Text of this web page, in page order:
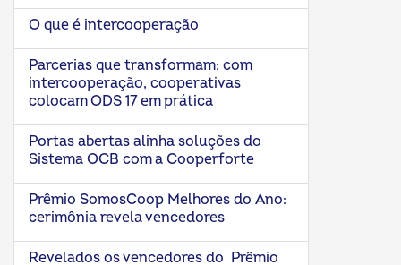
O que é intercooperação
Parcerias que transformam: com
intercooperação, cooperativas
colocam ODS 17 em prática
Portas abertas alinha soluções do
Sistema OCB com a Cooperforte
Prêmio SomosCoop Melhores do Ano:
cerimônia revela vencedores
Revelados os vencedores do Prêmio